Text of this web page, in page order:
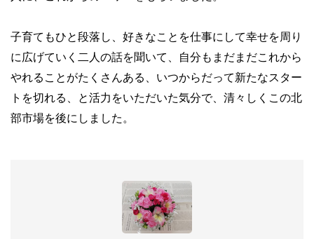
子育てもひと段落し、好きなことを仕事にして幸せを周り
に広げていく二人の話を聞いて、自分もまだまだこれから
やれることがたくさんある、いつからだって新たなスター
トを切れる、と活力をいただいた気分で、清々しくこの北
部市場を後にしました。